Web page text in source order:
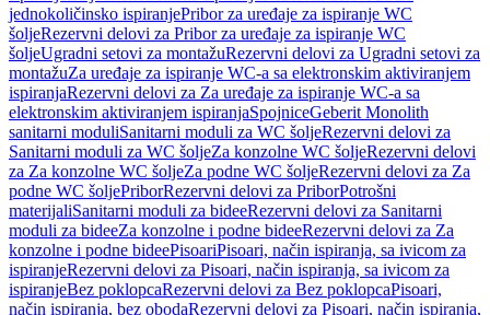
jednokoličinsko ispiranjePribor za uređaje za ispiranje WC
šoljeRezervni delovi za Pribor za uređaje za ispiranje WC
šoljeUgradni setovi za montažuRezervni delovi za Ugradni setovi za
montažuZa uređaje za ispiranje WC-a sa elektronskim aktiviranjem
ispiranjaRezervni delovi za Za uređaje za ispiranje WC-a sa
elektronskim aktiviranjem ispiranjaSpojniceGeberit Monolith
sanitarni moduliSanitarni moduli za WC šoljeRezervni delovi za
Sanitarni moduli za WC šoljeZa konzolne WC šoljeRezervni delovi
za Za konzolne WC šoljeZa podne WC šoljeRezervni delovi za Za
podne WC šoljePriborRezervni delovi za PriborPotrošni
materijaliSanitarni moduli za bideeRezervni delovi za Sanitarni
moduli za bideeZa konzolne i podne bideeRezervni delovi za Za
konzolne i podne bideePisoariPisoari, način ispiranja, sa ivicom za
ispiranjeRezervni delovi za Pisoari, način ispiranja, sa ivicom za
ispiranjeBez poklopcaRezervni delovi za Bez poklopcaPisoari,
način ispiranja, bez obodaRezervni delovi za Pisoari, način ispiranja,